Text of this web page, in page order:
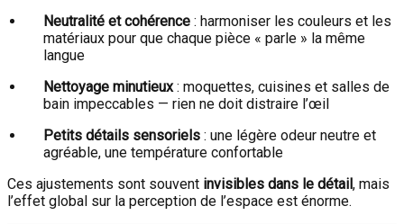
Neutralité et cohérence : harmoniser les couleurs et les
matériaux pour que chaque pièce « parle » la même
langue
Nettoyage minutieux: moquettes, cuisines et salles de
bain impeccables — rien ne doit distraire l’œil
Petits détails sensoriels : une légère odeur neutre et
agréable, une température confortable
Ces ajustements sont souvent invisibles dans le détail, mais
l’effet global sur la perception de l’espace est énorme.